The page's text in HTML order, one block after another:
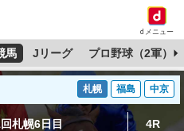
dメニュー
馬 Jリーグ プロ野球（2軍）
札幌 福島 中京
札幌6日目 4R